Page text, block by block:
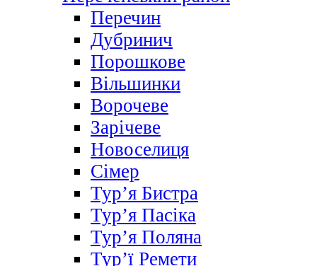
Перечин
Дубринич
Порошкове
Вільшинки
Ворочеве
Зарічеве
Новоселиця
Сімер
Тур’я Бистра
Тур’я Пасіка
Тур’я Поляна
Тур’ї Ремети